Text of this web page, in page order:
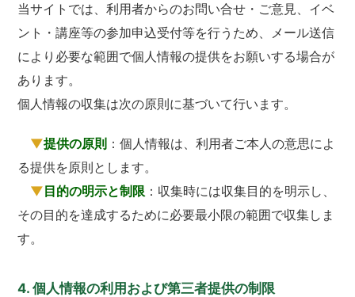
当サイトでは、利用者からのお問い合せ・ご意見、イベ
ント・講座等の参加申込受付等を行うため、メール送信
により必要な範囲で個人情報の提供をお願いする場合が
あります。
個人情報の収集は次の原則に基づいて行います。
▼提供の原則 ：個人情報は、利用者ご本人の意思によ
る提供を原則とします。
▼目的の明示と制限 ：収集時には収集目的を明示し、
その目的を達成するために必要最小限の範囲で収集しま
す。
4. 個人情報の利用および第三者提供の制限